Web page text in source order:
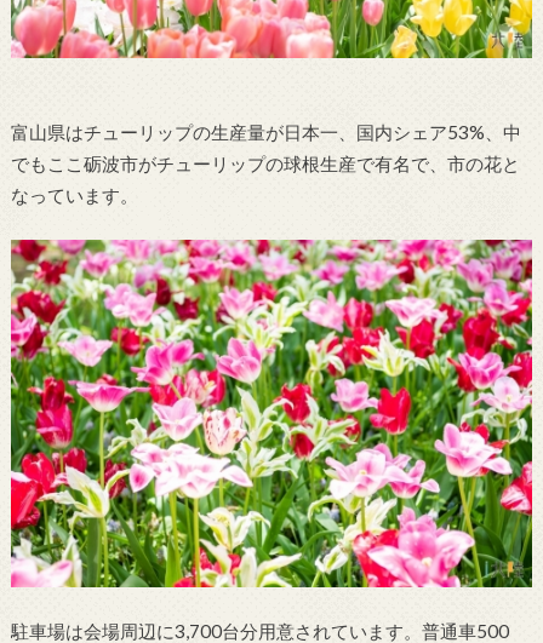
富山県はチューリップの生産量が日本一、国内シェア53%、中
でもここ砺波市がチューリップの球根生産で有名で、市の花と
なっています。
駐車場は会場周辺に3,700台分用意されています。普通車500